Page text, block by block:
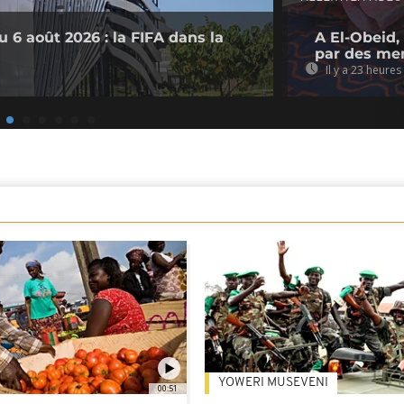
6 août 2026 : la FIFA dans la
A El-
par des
Il y a 23 heures
00:51 YOWERI MUSEVENI